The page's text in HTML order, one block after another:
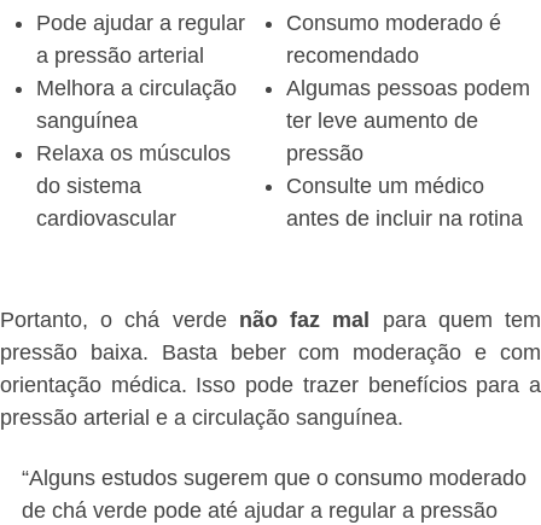
Pode ajudar a regular
a pressão arterial
Melhora a circulação
sanguínea
Relaxa os músculos
do sistema
cardiovascular
Consumo moderado é
recomendado
Algumas pessoas podem
ter leve aumento de
pressão
Consulte um médico
antes de incluir na rotina
Portanto, o chá verde não faz mal
para quem tem
pressão baixa. Basta beber com moderação e com
orientação médica. Isso pode trazer benefícios para a
pressão arterial e a circulação sanguínea.
“Alguns estudos sugerem que o consumo moderado
de chá verde pode até ajudar a regular a pressão